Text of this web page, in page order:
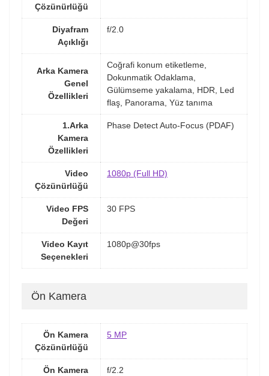
Çözünürlüğü
Diyafram
Açıklığı
f/2.0
Arka Kamera
Genel
Özellikleri
Coğrafi konum etiketleme,
Dokunmatik Odaklama,
Gülümseme yakalama, HDR, Led
flaş, Panorama, Yüz tanıma
1.Arka
Kamera
Özellikleri
Phase Detect Auto-Focus (PDAF)
Video
Çözünürlüğü
1080p (Full HD)
Video FPS
Değeri
30 FPS
Video Kayıt
Seçenekleri
1080p@30fps
Ön Kamera
Ön Kamera
Çözünürlüğü
5 MP
Ön Kamera
f/2.2